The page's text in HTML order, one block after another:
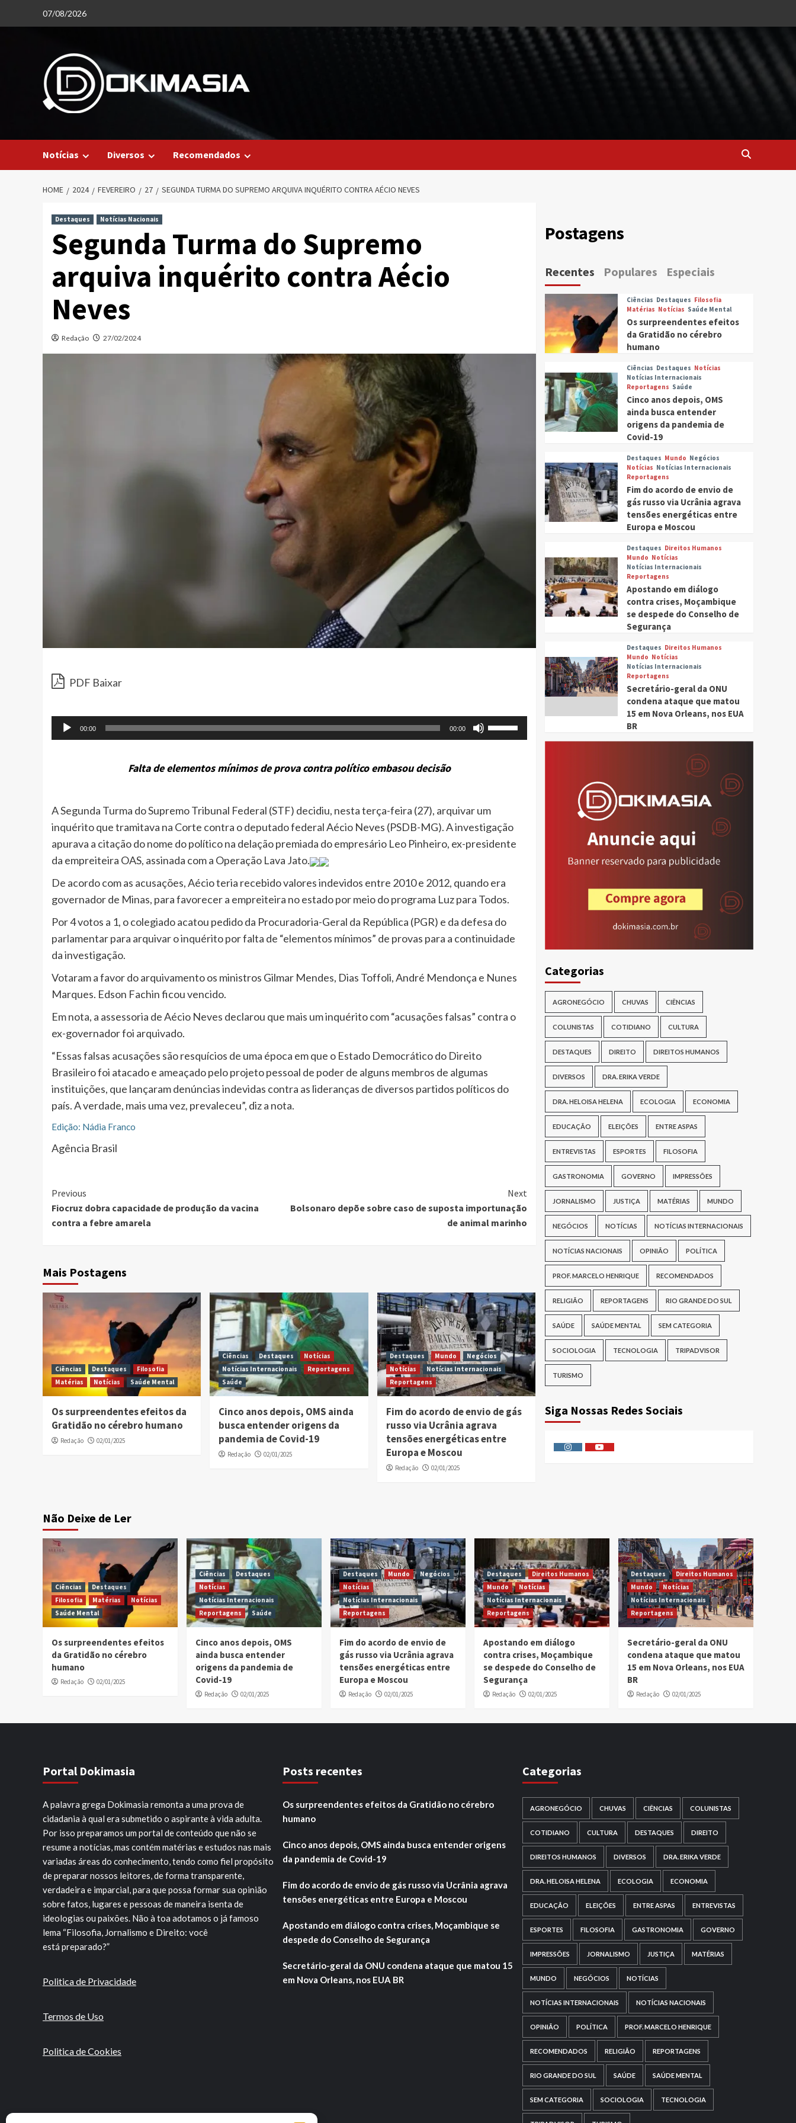
07/08/2026
Notícias Diversos Recomendados
HOME 2024 FEVEREIRO 27 SEGUNDA TURMA DO SUPREMO ARQUIVA INQUÉRITO CONTRA AÉCIO NEVES
Destaques Notícias Nacionais
Segunda Turma do Supremo
arquiva inquérito contra Aécio
Neves
Redação 27/02/2024
PDF Baixar
Tocador
áudio
00:00 00:00
Use
as
ou
para
baixo
ou
diminuir
o
volume.
Falta de elementos mínimos de prova contra político embasou decisão
A Segunda Turma do Supremo Tribunal Federal (STF) decidiu, nesta terça-feira (27), arquivar um
inquérito que tramitava na Corte contra o deputado federal Aécio Neves (PSDB-MG). A investigação
apurava a citação do nome do político na delação premiada do empresário Leo Pinheiro, ex-presidente
da empreiteira OAS, assinada com a Operação Lava Jato.
De acordo com as acusações, Aécio teria recebido valores indevidos entre 2010 e 2012, quando era
governador de Minas, para favorecer a empreiteira no estado por meio do programa Luz para Todos.
Por 4 votos a 1, o colegiado acatou pedido da Procuradoria-Geral da República (PGR) e da defesa do
parlamentar para arquivar o inquérito por falta de “elementos mínimos” de provas para a continuidade
da investigação.
Votaram a favor do arquivamento os ministros Gilmar Mendes, Dias Toffoli, André Mendonça e Nunes
Marques. Edson Fachin ficou vencido.
Em nota, a assessoria de Aécio Neves declarou que mais um inquérito com “acusações falsas” contra o
ex-governador foi arquivado.
“Essas falsas acusações são resquícios de uma época em que o Estado Democrático do Direito
Brasileiro foi atacado e ameaçado pelo projeto pessoal de poder de alguns membros de algumas
instituições, que lançaram denúncias indevidas contra as lideranças de diversos partidos políticos do
país. A verdade, mais uma vez, prevaleceu”, diz a nota.
Edição: Nádia Franco
Agência Brasil
Continue
Reading
Previous
Fiocruz dobra capacidade de produção da vacina
contra a febre amarela
Next
Bolsonaro depõe sobre caso de suposta importunação
de animal marinho
Mais Postagens
Ciências Destaques
Filosofia
Matérias
Notícias Saúde Mental
Os surpreendentes efeitos da
Gratidão no cérebro humano
Redação 02/01/2025
Ciências Destaques
Notícias
Notícias Internacionais
Reportagens
Saúde
Cinco anos depois, OMS ainda
busca entender origens da
pandemia de Covid-19
Redação 02/01/2025
Destaques Mundo
Negócios
Notícias
Notícias Internacionais
Reportagens
Fim do acordo de envio de gás
russo via Ucrânia agrava
tensões energéticas entre
Europa e Moscou
Redação 02/01/2025
Postagens
Recentes Populares Especiais
Ciências Destaques Filosofia
Matérias Notícias Saúde Mental
Os surpreendentes efeitos
da Gratidão no cérebro
humano
Ciências Destaques Notícias
Notícias Internacionais
Reportagens Saúde
Cinco anos depois, OMS
ainda busca entender
origens da pandemia de
Covid-19
Destaques Mundo Negócios
Notícias Notícias Internacionais
Reportagens
Fim do acordo de envio de
gás russo via Ucrânia agrava
tensões energéticas entre
Europa e Moscou
Destaques Direitos Humanos
Mundo Notícias
Notícias Internacionais
Reportagens
Apostando em diálogo
contra crises, Moçambique
se despede do Conselho de
Segurança
Destaques Direitos Humanos
Mundo Notícias
Notícias Internacionais
Reportagens
Secretário-geral da ONU
condena ataque que matou
15 em Nova Orleans, nos EUA
BR
Categorias
AGRONEGÓCIO CHUVAS CIÊNCIAS
COLUNISTAS COTIDIANO CULTURA
DESTAQUES DIREITO DIREITOS HUMANOS
DIVERSOS DRA. ERIKA VERDE
DRA. HELOISA HELENA ECOLOGIA ECONOMIA
EDUCAÇÃO ELEIÇÕES ENTRE ASPAS
ENTREVISTAS ESPORTES FILOSOFIA
GASTRONOMIA GOVERNO IMPRESSÕES
JORNALISMO JUSTIÇA MATÉRIAS MUNDO
NEGÓCIOS NOTÍCIAS NOTÍCIAS INTERNACIONAIS
NOTÍCIAS NACIONAIS OPINIÃO POLÍTICA
PROF. MARCELO HENRIQUE RECOMENDADOS
RELIGIÃO REPORTAGENS RIO GRANDE DO SUL
SAÚDE SAÚDE MENTAL SEM CATEGORIA
SOCIOLOGIA TECNOLOGIA TRIPADVISOR
TURISMO
Siga Nossas Redes Sociais
InstagramYoutube
Não Deixe de Ler
Ciências
Destaques
Filosofia
Matérias
Notícias
Saúde Mental
Os surpreendentes efeitos
da Gratidão no cérebro
humano
Redação 02/01/2025
Ciências
Destaques
Notícias
Notícias Internacionais
Reportagens
Saúde
Cinco anos depois, OMS
ainda busca entender
origens da pandemia de
Covid-19
Redação 02/01/2025
Destaques Mundo
Negócios
Notícias
Notícias Internacionais
Reportagens
Fim do acordo de envio de
gás russo via Ucrânia agrava
tensões energéticas entre
Europa e Moscou
Redação 02/01/2025
Destaques
Direitos Humanos
Mundo
Notícias
Notícias Internacionais
Reportagens
Apostando em diálogo
contra crises, Moçambique
se despede do Conselho de
Segurança
Redação 02/01/2025
Destaques
Direitos Humanos
Mundo
Notícias
Notícias Internacionais
Reportagens
Secretário-geral da ONU
condena ataque que matou
15 em Nova Orleans, nos EUA
BR
Redação 02/01/2025
Portal Dokimasia
A palavra grega Dokimasia remonta a uma prova de
cidadania à qual era submetido o aspirante à vida adulta.
Por isso preparamos um portal de conteúdo que não se
resume a notícias, mas contém matérias e estudos nas mais
variadas áreas do conhecimento, tendo como fiel propósito
de preparar nossos leitores, de forma transparente,
verdadeira e imparcial, para que possa formar sua opinião
sobre fatos, lugares e pessoas de maneira isenta de
ideologias ou paixões. Não à toa adotamos o já famoso
lema “Filosofia, Jornalismo e Direito: você
está preparado?”
Politica de Privacidade
Termos de Uso
Politica de Cookies
Posts recentes
Os surpreendentes efeitos da Gratidão no cérebro
humano
Cinco anos depois, OMS ainda busca entender origens
da pandemia de Covid-19
Fim do acordo de envio de gás russo via Ucrânia agrava
tensões energéticas entre Europa e Moscou
Apostando em diálogo contra crises, Moçambique se
despede do Conselho de Segurança
Secretário-geral da ONU condena ataque que matou 15
em Nova Orleans, nos EUA BR
Categorias
AGRONEGÓCIO CHUVAS CIÊNCIAS COLUNISTAS
COTIDIANO CULTURA DESTAQUES DIREITO
DIREITOS HUMANOS DIVERSOS DRA. ERIKA VERDE
DRA. HELOISA HELENA ECOLOGIA ECONOMIA
EDUCAÇÃO ELEIÇÕES ENTRE ASPAS ENTREVISTAS
ESPORTES FILOSOFIA GASTRONOMIA GOVERNO
IMPRESSÕES JORNALISMO JUSTIÇA MATÉRIAS
MUNDO NEGÓCIOS NOTÍCIAS
NOTÍCIAS INTERNACIONAIS NOTÍCIAS NACIONAIS
OPINIÃO POLÍTICA PROF. MARCELO HENRIQUE
RECOMENDADOS RELIGIÃO REPORTAGENS
RIO GRANDE DO SUL SAÚDE SAÚDE MENTAL
SEM CATEGORIA SOCIOLOGIA TECNOLOGIA